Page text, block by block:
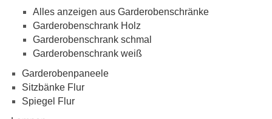
Alles anzeigen aus Garderobenschränke
Garderobenschrank Holz
Garderobenschrank schmal
Garderobenschrank weiß
Garderobenpaneele
Sitzbänke Flur
Spiegel Flur